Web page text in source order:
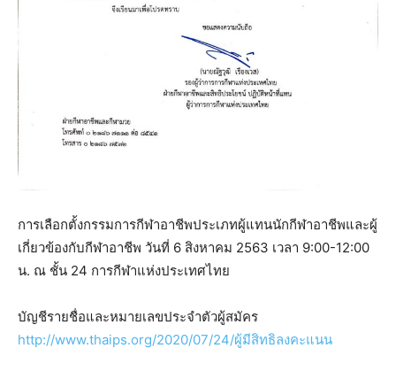
การเลือกตั้งกรรมการกีฬาอาชีพประเภทผู้แทนนักกีฬาอาชีพและผู้
เกี่ยวข้องกับกีฬาอาชีพ วันที่ 6 สิงหาคม 2563 เวลา 9:00-12:00
น. ณ ชั้น 24 การกีฬาแห่งประเทศไทย
บัญชีรายชื่อและหมายเลขประจำตัวผู้สมัคร
http://www.thaips.org/2020/07/24/ผู้มีสิทธิลงคะแนน